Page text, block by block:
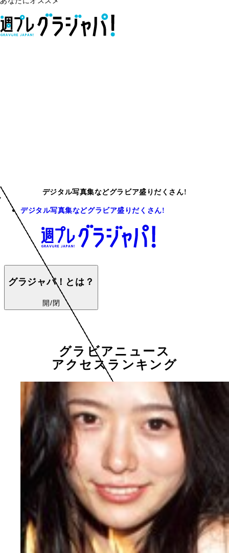
デジタル写真集などグラビア盛りだくさん!
デジタル写真集などグラビア盛りだくさん!
グラジャパ！とは？
開/閉
グラビアニュース
アクセスランキング